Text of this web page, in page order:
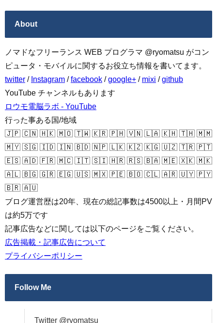
About
ノマドなフリーランス WEB プログラマ @ryomatsu がコン
ピュータ・モバイルに関するお役立ち情報を書いてます。
twitter / Instagram /facebook /google+ / mixi /github
YouTube チャンネルもあります
ロウモ電脳ラボ - YouTube
行った事ある国/地域
🇯🇵 🇨🇳 🇭🇰 🇲🇴 🇹🇼 🇰🇷 🇵🇭 🇻🇳 🇱🇦 🇰🇭 🇹🇭 🇲🇲
🇲🇾 🇸🇬 🇮🇩 🇮🇳 🇧🇩 🇳🇵 🇱🇰 🇰🇿 🇰🇬 🇺🇿 🇹🇷 🇵🇹
🇪🇸 🇦🇩 🇫🇷 🇲🇨 🇮🇹 🇸🇮 🇭🇷 🇷🇸 🇧🇦 🇲🇪 🇽🇰 🇲🇰
🇦🇱 🇧🇬 🇬🇷 🇪🇬 🇺🇸 🇲🇽 🇵🇪 🇧🇴 🇨🇱 🇦🇷 🇺🇾 🇵🇾
🇧🇷 🇦🇺
ブログ運営歴は20年、現在の総記事数は4500以上・月間PV
は約5万です
記事広告などに関しては以下のページをご覧ください。
広告掲載・記事広告について
プライバシーポリシー
Follow Me
Twitter @ryomatsu